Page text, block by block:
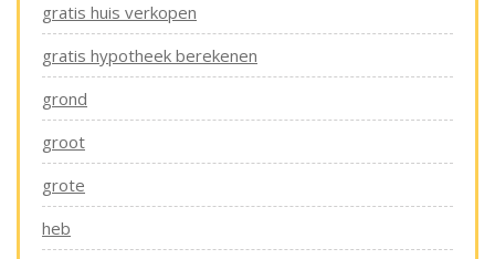
gratis huis verkopen
gratis hypotheek berekenen
grond
groot
grote
heb